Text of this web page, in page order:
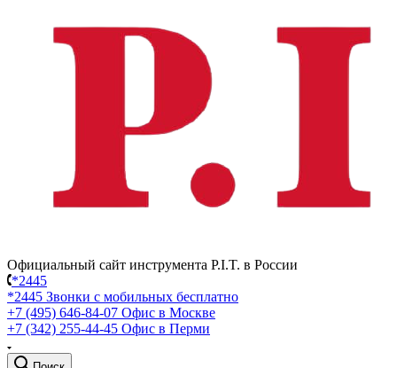
Официальный сайт инструмента P.I.T. в России
*2445
*2445 Звонки с мобильных бесплатно
+7 (495) 646-84-07 Офис в Москве
+7 (342) 255-44-45 Офис в Перми